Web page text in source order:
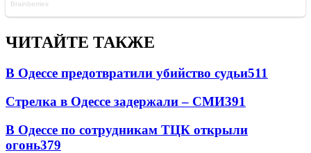
ЧИТАЙТЕ ТАКЖЕ
В Одессе предотвратили убийство судьи511
Стрелка в Одессе задержали – СМИ391
В Одессе по сотрудникам ТЦК открыли
огонь379